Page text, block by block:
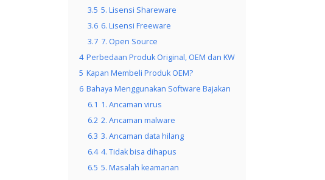
3.5 5. Lisensi Shareware
3.6 6. Lisensi Freeware
3.7 7. Open Source
4 Perbedaan Produk Original, OEM dan KW
5 Kapan Membeli Produk OEM?
6 Bahaya Menggunakan Software Bajakan
6.1 1. Ancaman virus
6.2 2. Ancaman malware
6.3 3. Ancaman data hilang
6.4 4. Tidak bisa dihapus
6.5 5. Masalah keamanan